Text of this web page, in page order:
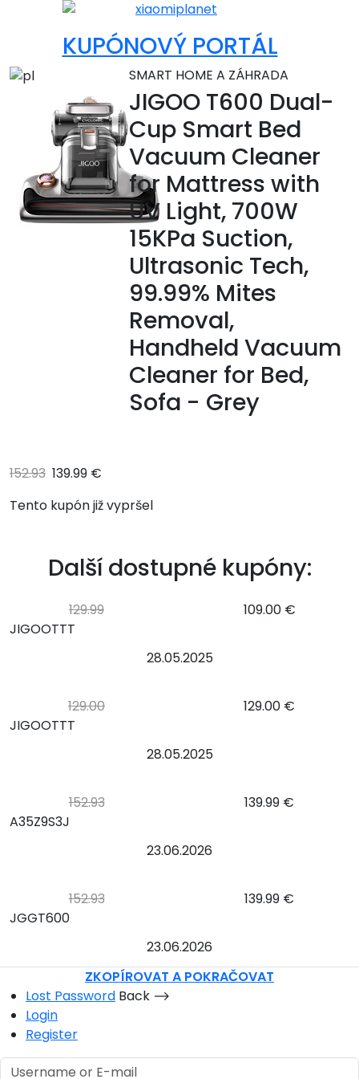
KUPÓNOVÝ PORTÁL
SMART HOME A ZÁHRADA
JIGOO T600 Dual-
Cup Smart Bed
Vacuum Cleaner
for Mattress with
UV Light, 700W
15KPa Suction,
Ultrasonic Tech,
99.99% Mites
Removal,
Handheld Vacuum
Cleaner for Bed,
Sofa - Grey
152.93 139.99 €
Tento kupón již vypršel
Další dostupné kupóny:
129.99
109.00 €
JIGOOTTT
28.05.2025
129.00
129.00 €
JIGOOTTT
28.05.2025
152.93
139.99 €
A35Z9S3J
23.06.2026
152.93
139.99 €
JGGT600
23.06.2026
ZKOPÍROVAT A POKRAČOVAT
Lost Password Back ⟶
Login
Register